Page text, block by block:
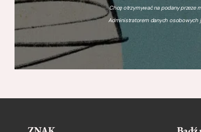
Chcę otrzymywać na podany przeze
Administratorem danych osobowych